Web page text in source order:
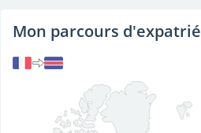
Mon parcours d'expatrié